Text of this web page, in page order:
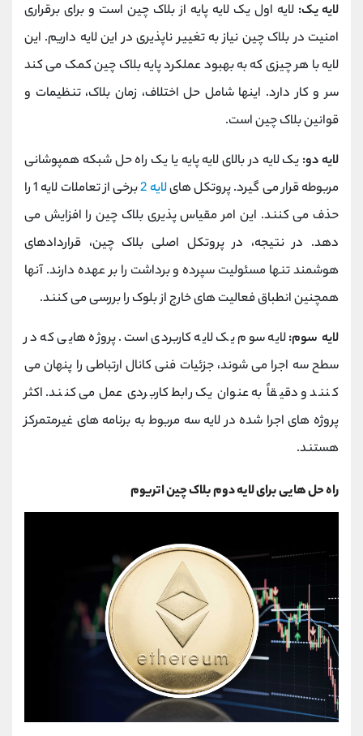
لایه یک: لایه اول یک لایه پایه از بلاک چین است و برای برقراری
امنیت در بلاک چین نیاز به تغییر ناپذیری در این لایه داریم. این
لایه با هر چیزی که به بهبود عملکرد پایه بلاک چین کمک می کند
سر و کار دارد. اینها شامل حل اختلاف، زمان بلاک، تنظیمات و
قوانین بلاک چین است.
لایه دو: یک لایه در بالای لایه پایه یا یک راه حل شبکه همپوشانی
مربوطه قرار می گیرد. پروتکل هایلایه 2
برخی از تعاملات لایه 1 را
حذف می کنند. این امر مقیاس پذیری بلاک چین را افزایش می
دهد. در نتیجه، در پروتکل اصلی بلاک چین، قراردادهای
هوشمند تنها مسئولیت سپرده و برداشت را بر عهده دارند. آنها
همچنین انطباق فعالیت های خارج از بلوک را بررسی می کنند.
لایه سوم:لایه سوم یک لایه کاربردی است. پروژه هایی که در
سطح سه اجرا می شوند، جزئیات فنی کانال ارتباطی را پنهان می
کنند و دقیقاً به عنوان یک رابط کاربردی عمل می کنند. اکثر
پروژه های اجرا شده در لایه سه مربوط به برنامه های غیرمتمرکز
هستند.
راه حل هایی برای لایه دوم بلاک چین اتریوم